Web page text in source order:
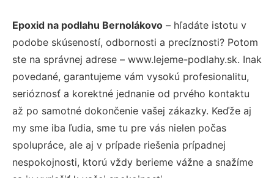
Epoxid na podlahu Bernolákovo – hľadáte istotu v
podobe skúseností, odbornosti a precíznosti? Potom
ste na správnej adrese – www.lejeme-podlahy.sk. Inak
povedané, garantujeme vám vysokú profesionalitu,
serióznosť a korektné jednanie od prvého kontaktu
až po samotné dokončenie vašej zákazky. Keďže aj
my sme iba ľudia, sme tu pre vás nielen počas
spolupráce, ale aj v prípade riešenia prípadnej
nespokojnosti, ktorú vždy berieme vážne a snažíme